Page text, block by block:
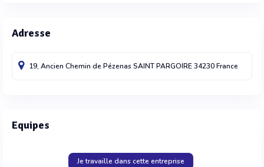
Adresse
19, Ancien Chemin de PézenasSAINT PARGOIRE34230France
Equipes
Je travaille dans cette entreprise